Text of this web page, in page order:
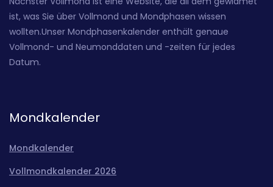
ist, was Sie über Vollmond und Mondphasen wissen
wollten.Unser Mondphasenkalender enthält genaue
Vollmond- und Neumonddaten und -zeiten für jedes
Datum.
Mondkalender
Mondkalender
Vollmondkalender 2026